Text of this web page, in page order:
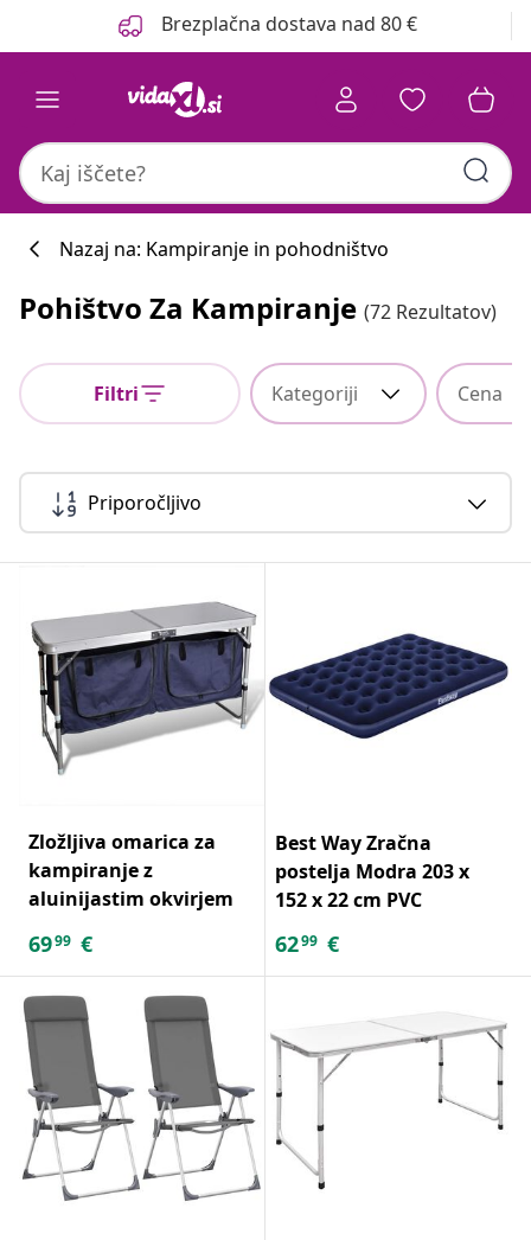
Brezplačna dostava nad 80 €
Nazaj na: Kampiranje in pohodništvo
Pohištvo Za Kampiranje (72 Rezultatov)
Filtri Kategoriji Cena
Priporočljivo
Zložljiva omarica za
kampiranje z
aluinijastim okvirjem
6999 €
Best Way Zračna
postelja Modra 203 x
152 x 22 cm PVC
6299 €